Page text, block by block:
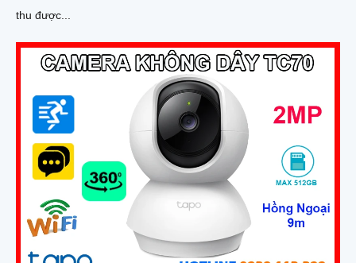
thu được...